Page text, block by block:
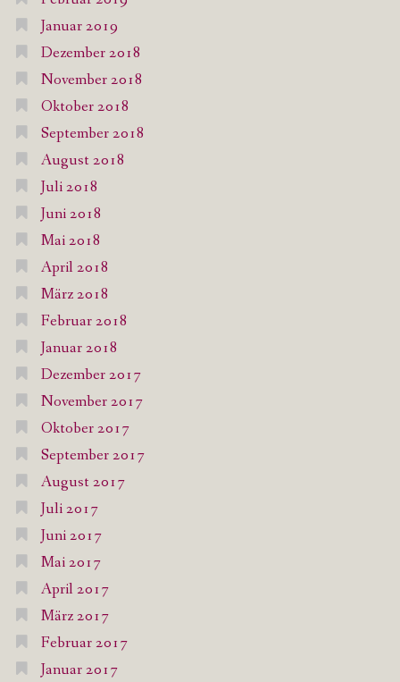
Januar 2019
Dezember 2018
November 2018
Oktober 2018
September 2018
August 2018
Juli 2018
Juni 2018
Mai 2018
April 2018
März 2018
Februar 2018
Januar 2018
Dezember 2017
November 2017
Oktober 2017
September 2017
August 2017
Juli 2017
Juni 2017
Mai 2017
April 2017
März 2017
Februar 2017
Januar 2017